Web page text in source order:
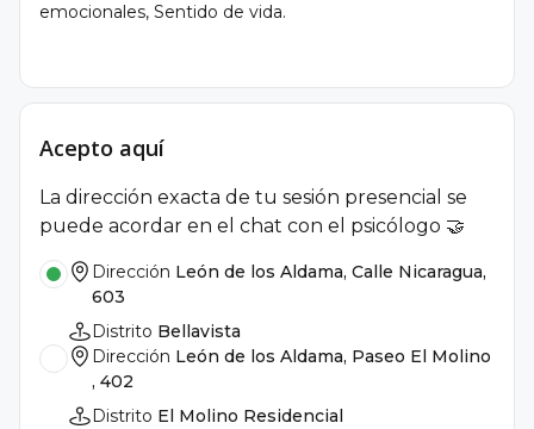
emocionales, Sentido de vida.
Acepto aquí
La dirección exacta de tu sesión presencial se
puede acordar en el chat con el psicólogo 🤝
Dirección León de los Aldama, Calle Nicaragua,
603
Distrito Bellavista
Dirección León de los Aldama, Paseo El Molino
, 402
Distrito El Molino Residencial